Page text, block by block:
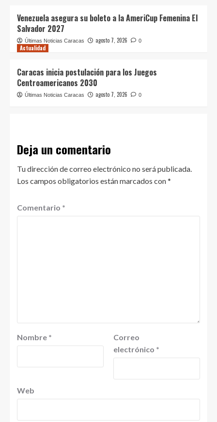
Venezuela asegura su boleto a la AmeriCup Femenina El
Salvador 2027
Últimas Noticias Caracas agosto 7, 2026 0
Actualidad
Caracas inicia postulación para los Juegos
Centroamericanos 2030
Últimas Noticias Caracas agosto 7, 2026 0
Deja un comentario
Tu dirección de correo electrónico no será publicada.
Los campos obligatorios están marcados con*
Comentario *
Nombre *
Correo
electrónico *
Web